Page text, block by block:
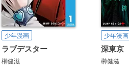
少年漫画
ラブデスター
榊健滋
少年漫画
深東京
榊健滋